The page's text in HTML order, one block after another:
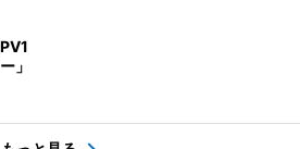
」